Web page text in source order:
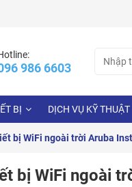
986 6603
for:
BỊ DỊCH VỤ KỸ THUẬT
bị WiFi ngoài trời Aruba
bị WiFi ngoài